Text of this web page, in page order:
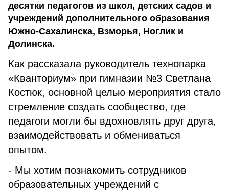
десятки педагогов из школ, детских садов и
учреждений дополнительного образования
Южно-Сахалинска, Взморья, Ноглик и
Долинска.
Как рассказала руководитель технопарка
«Кванториум» при гимназии №3 Светлана
Костюк, основной целью мероприятия стало
стремление создать сообщество, где
педагоги могли бы вдохновлять друг друга,
взаимодействовать и обмениваться
опытом.
- Мы хотим познакомить сотрудников
образовательных учреждений с